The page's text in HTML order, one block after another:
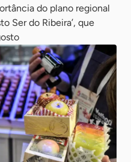
do plano regional
Ser do Ribeira’, que